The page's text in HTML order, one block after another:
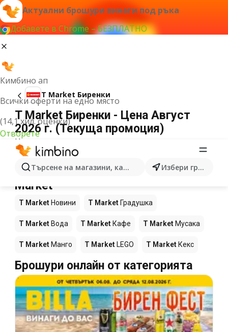
Актуални брошури винаги под ръка
Добавете в Chrome – БЕЗПЛАТНО
Кимбино ап
Всички оферти на едно място
(14,1 хил. оценки)
Отворете
Търсене на магазини, категории, продукти...Избери град
T Market Биренки
T Market Биренки - Цена Август
2026 г. (Текуща промоция)
Не можахме да намерим резултати за този
термин.
Още продукти в магазините T
Market
T Market Новини T Market Градушка
T Market Вода T Market Кафе T Market Мусака
T Market Манго T Market LEGO T Market Кекс
Брошури онлайн от категорията